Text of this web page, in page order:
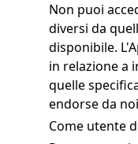
Non puoi
diversi da
disponibile.
in relazione a
quelle
endorse da
Come utente